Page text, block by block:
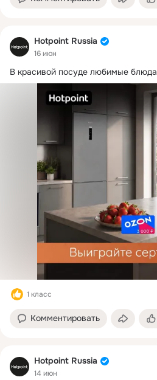
Hotpoint Russia
16 июн
В красивой посуде любимые
1 класс
Комментировать
Hotpoint Russia
14 июн